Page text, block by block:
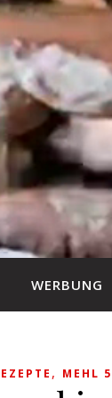
WERBUNG
, MEHL